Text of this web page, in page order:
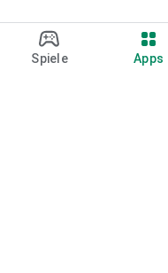
Spiele Apps